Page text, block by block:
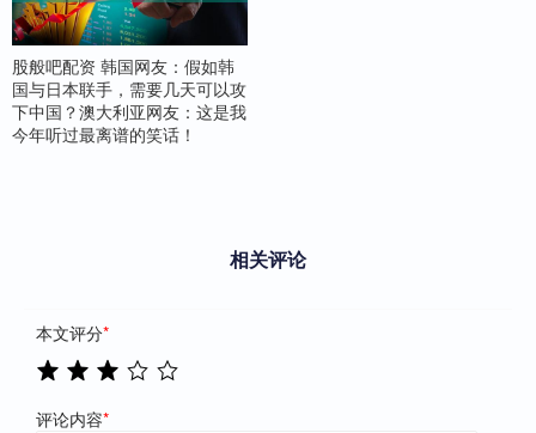
股般吧配资 韩国网友：假如韩
国与日本联手，需要几天可以攻
下中国？澳大利亚网友：这是我
今年听过最离谱的笑话！
相关评论
本文评分*
评论内容*